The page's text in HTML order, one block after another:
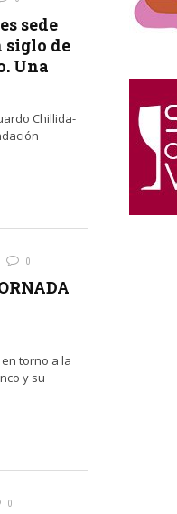
sede
siglo de
Una
Chillida-
0
torno a la
y su
0